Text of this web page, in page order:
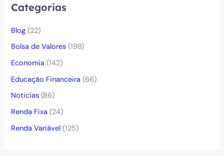
Categorias
Blog (22)
Bolsa de Valores (198)
Economia (142)
Educação Financeira (66)
Noticias (86)
Renda Fixa (24)
Renda Variável (125)